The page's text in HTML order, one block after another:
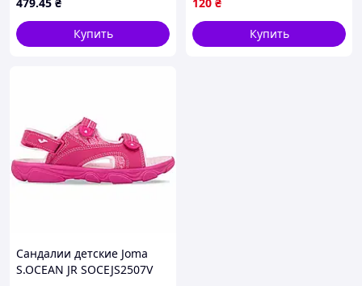
Купить
Купить
Сандалии детские Joma
S.OCEAN JR SOCEJS2507V